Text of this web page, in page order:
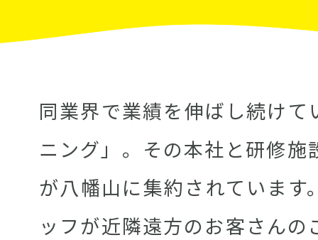
同業界で業績を伸ばし続けて
ニング」。その本社と研修施
が八幡山に集約されています
ッフが近隣遠方のお客さん